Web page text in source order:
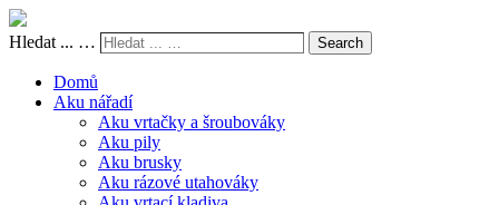
Hledat ... … Search
Domů
Aku nářadí
Aku vrtačky a šroubováky
Aku pily
Aku brusky
Aku rázové utahováky